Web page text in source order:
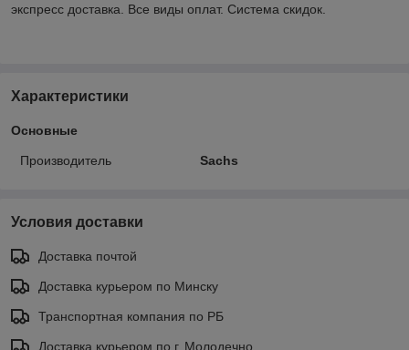
экспресс доставка. Все виды оплат. Система скидок.
Характеристики
Основные
Производитель Sachs
Условия доставки
Доставка почтой
Доставка курьером по Минску
Транспортная компания по РБ
Доставка курьером по г. Молодечно